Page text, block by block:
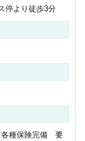
停より徒歩3分
各種保険完備 要